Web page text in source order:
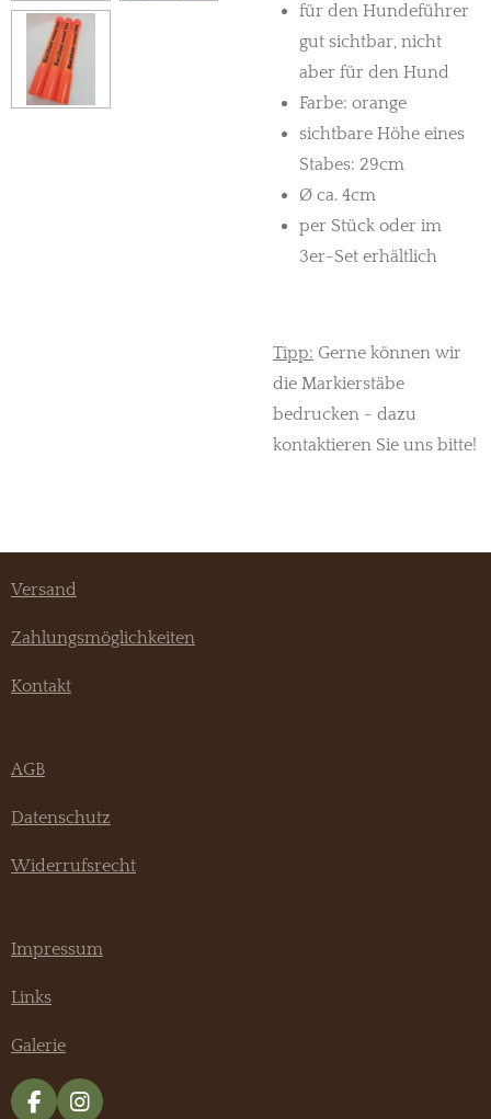
für den Hundeführer
gut sichtbar, nicht
aber für den Hund
Farbe: orange
sichtbare Höhe eines
Stabes: 29cm
Ø ca. 4cm
per Stück oder im
3er-Set erhältlich
Tipp: Gerne können wir
die Markierstäbe
bedrucken - dazu
kontaktieren Sie uns bitte!
Versand
Zahlungsmöglichkeiten
Kontakt
AGB
Datenschutz
Widerrufsrecht
Impressum
Links
Galerie
F I